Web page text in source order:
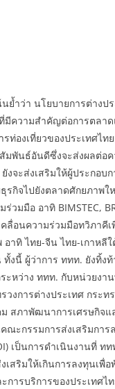
ย้ำว่า นโยบายการต่างป
มีความสำคัญต่อการตลาด
ท่องเที่ยวของประเทศไท
มพันธ์อันดีซึ่งจะส่งผลต่อค
งจะส่งเสริมให้ผู้ประกอบ
รกิจไปยังตลาดศักยภาพ
วมมือ อาทิ BIMSTEC,
ลื่อนความร่วมมือทวิภาคี
าทิ ไทย-จีน ไทย-เกาหลี
ทั้งนี้ ผู้ว่าการ ททท. ยังทิ้ง
ะหว่าง ททท. กับหน่วยงา
วงการต่างประเทศ กระ
สภาพัฒนาการเศรษกิจ
ณะกรรมการส่งเสริมการ
เป็นการดำเนินงานที่ ท
งเสริมให้เกินการลงทุนเ
ารบริการของประเทศไ